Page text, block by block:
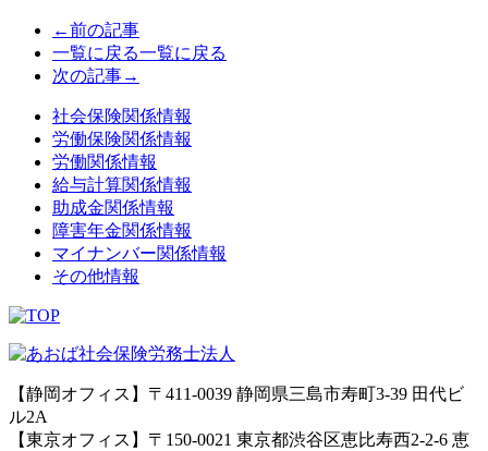
←前の記事
一覧に戻る一覧に戻る
次の記事→
社会保険関係情報
労働保険関係情報
労働関係情報
給与計算関係情報
助成金関係情報
障害年金関係情報
マイナンバー関係情報
その他情報
【静岡オフィス】〒411-0039 静岡県三島市寿町3-39 田代ビ
ル2A
【東京オフィス】〒150-0021 東京都渋谷区恵比寿西2-2-6 恵